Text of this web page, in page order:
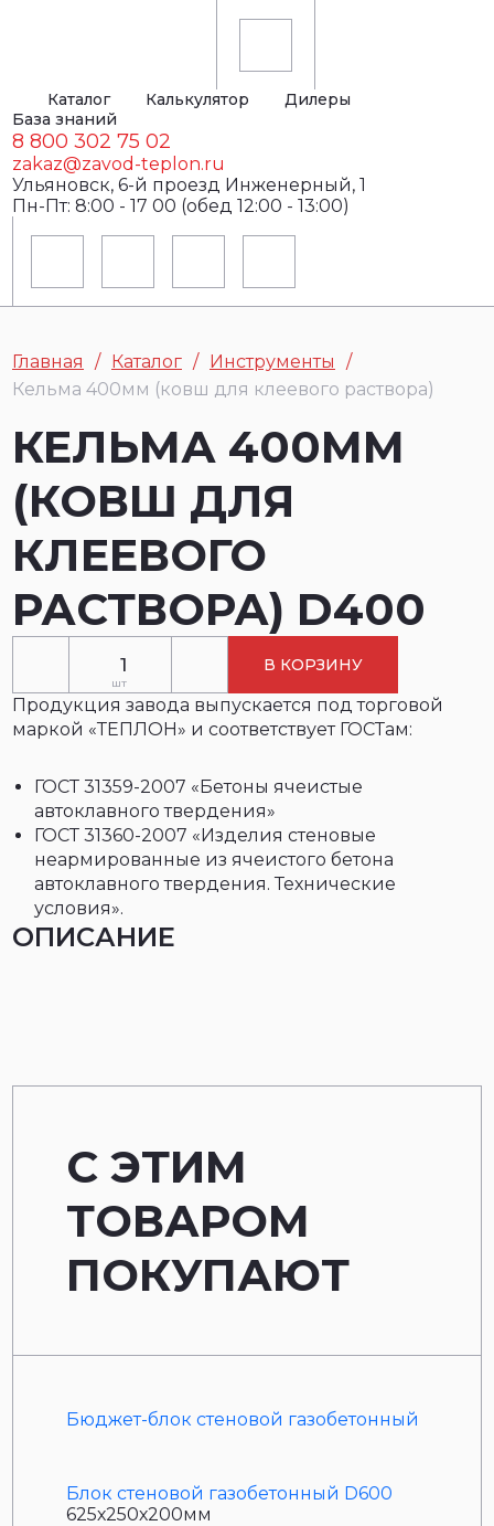
Каталог Калькулятор
Дилеры
База знаний
8 800 302 75 02
zakaz@zavod-teplon.ru
Ульяновск, 6-й проезд Инженерный, 1
Пн-Пт: 8:00 - 17 00 (обед 12:00 - 13:00)
Главная Каталог
Инструменты
Кельма 400мм (ковш для клеевого раствора)
КЕЛЬМА 400ММ
(КОВШ ДЛЯ
КЛЕЕВОГО
РАСТВОРА) D400
шт
В КОРЗИНУ
Продукция завода выпускается под торговой
маркой «ТЕПЛОН» и соответствует ГОСТам:
ГОСТ 31359-2007 «Бетоны ячеистые
автоклавного твердения»
ГОСТ 31360-2007 «Изделия стеновые
неармированные из ячеистого бетона
автоклавного твердения. Технические
условия».
ОПИСАНИЕ
С ЭТИМ
ТОВАРОМ
ПОКУПАЮТ
Бюджет-блок стеновой газобетонный
Блок стеновой газобетонный D600
625х250х200мм